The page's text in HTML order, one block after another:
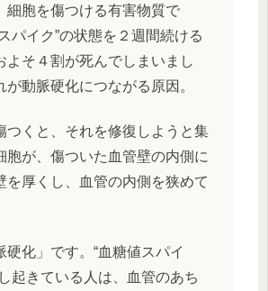
細胞を傷つける有害物質で
パイク”の状態を２週間続ける
よそ４割が死んでしまいまし
が動脈硬化につながる原因。
つくと、それを修復しようと集
胞が、傷ついた血管壁の内側に
を厚くし、血管の内側を狭めて
硬化」です。“血糖値スパイ
起きている人は、血管のあち